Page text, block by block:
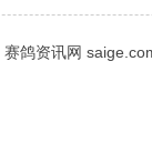
赛鸽资讯网